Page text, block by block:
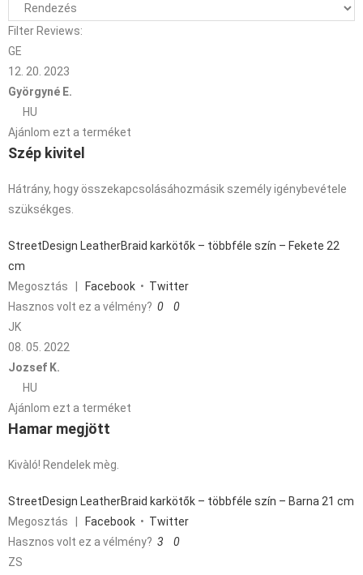
Filter Reviews:
GE
12. 20. 2023
Györgyné E.
HU
Ajánlom ezt a terméket
Szép kivitel
Hátrány, hogy összekapcsolásáhozmásik személy igénybevétele
szüksékges.
StreetDesign LeatherBraid karkötők – többféle szín – Fekete 22
cm
Megosztás
Facebook • Twitter
Hasznos volt ez a vélmény? 0
0
JK
08. 05. 2022
Jozsef K.
HU
Ajánlom ezt a terméket
Hamar megjött
Kivàló! Rendelek mèg.
StreetDesign LeatherBraid karkötők – többféle szín – Barna 21 cm
Megosztás
Facebook • Twitter
Hasznos volt ez a vélmény? 3
0
ZS